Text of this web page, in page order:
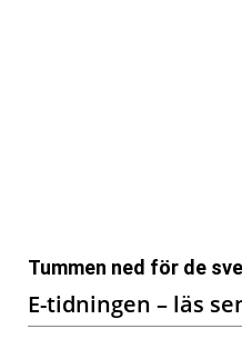
Tummen ned för de
E-tidningen – läs